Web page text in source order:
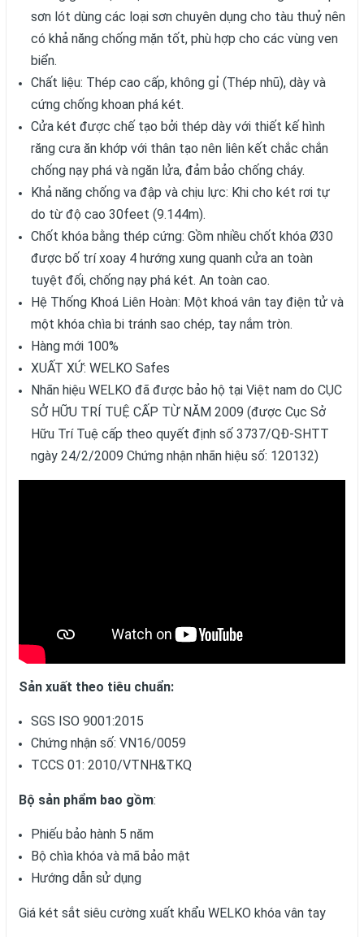
sơn lót dùng các loại sơn chuyên dụng cho tàu thuỷ nên
có khả năng chống mặn tốt, phù hợp cho các vùng ven
biển.
Chất liệu: Thép cao cấp, không gỉ (Thép nhũ), dày và
cứng chống khoan phá két.
Cửa két được chế tạo bởi thép dày với thiết kế hình
răng cưa ăn khớp với thân tạo nên liên kết chắc chắn
chống nạy phá và ngăn lửa, đảm bảo chống cháy.
Khả năng chống va đập và chịu lực: Khi cho két rơi tự
do từ độ cao 30feet (9.144m).
Chốt khóa bằng thép cứng: Gồm nhiều chốt khóa Ø30
được bố trí xoay 4 hướng xung quanh cửa an toàn
tuyệt đối, chống nạy phá két. An toàn cao.
Hệ Thống Khoá Liên Hoàn: Một khoá vân tay điện tử và
một khóa chìa bi tránh sao chép, tay nắm tròn.
Hàng mới 100%
XUẤT XỨ: WELKO Safes
Nhãn hiệu WELKO đã được bảo hộ tại Việt nam do CỤC
SỞ HỮU TRÍ TUỆ CẤP TỪ NĂM 2009 (được Cục Sở
Hữu Trí Tuệ cấp theo quyết định số 3737/QĐ-SHTT
ngày 24/2/2009 Chứng nhận nhãn hiệu số: 120132)
Sản xuất theo tiêu chuẩn:
SGS ISO 9001:2015
Chứng nhận số: VN16/0059
TCCS 01: 2010/VTNH&TKQ
Bộ sản phẩm bao gồm:
Phiếu bảo hành 5 năm
Bộ chìa khóa và mã bảo mật
Hướng dẫn sử dụng
Giá két sắt siêu cường xuất khẩu WELKO khóa vân tay